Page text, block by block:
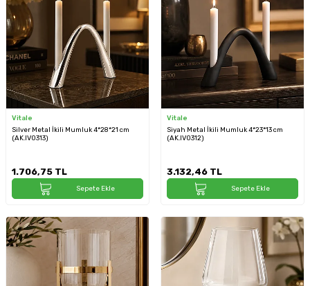
Vitale
Silver Metal İkili Mumluk 4*28*21 cm
(AK.IV0313)
1.706,75 TL
Sepete Ekle
Vitale
Siyah Metal İkili Mumluk 4*23*13 cm
(AK.IV0312)
3.132,46 TL
Sepete Ekle